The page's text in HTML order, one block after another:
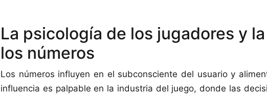
La psicología de los jugadores y
los números
Los números influyen en el subconsciente del usuario y
influencia es palpable en la industria del juego, donde las